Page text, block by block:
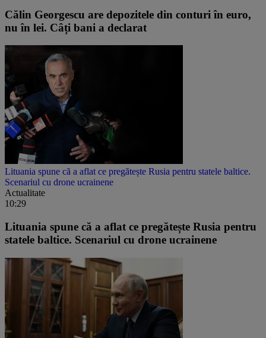
Călin Georgescu are depozitele din conturi în euro,
nu în lei. Câți bani a declarat
Lituania spune că a aflat ce pregătește Rusia pentru statele baltice.
Scenariul cu drone ucrainene
Actualitate
10:29
Lituania spune că a aflat ce pregătește Rusia pentru
statele baltice. Scenariul cu drone ucrainene